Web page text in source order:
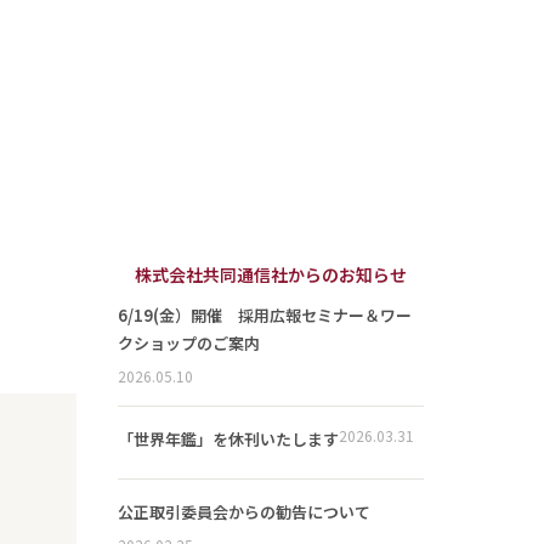
株式会社共同通信社からのお知らせ
6/19(金）開催 採用広報セミナー＆ワー
クショップのご案内
2026.05.10
「世界年鑑」を休刊いたします2026.03.31
公正取引委員会からの勧告について